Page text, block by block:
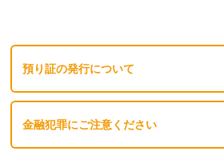
預り証の発行について
金融犯罪にご注意ください